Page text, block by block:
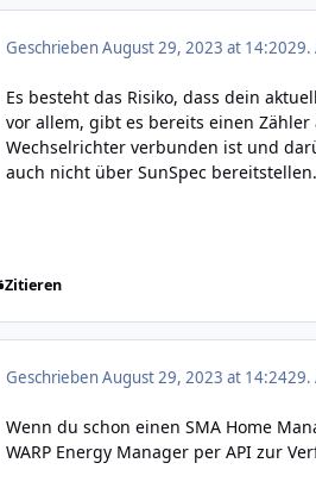
GeschriebenAugust 29, 2023 at 14:2029.
Es besteht das Risiko, dass dein
vor allem, gibt es bereits einen
Wechselrichter verbunden ist und
auch nicht über SunSpec bereitstellen.
Zitieren
GeschriebenAugust 29, 2023 at 14:2429.
Wenn du schon einen SMA Home
WARP Energy Manager per API zur